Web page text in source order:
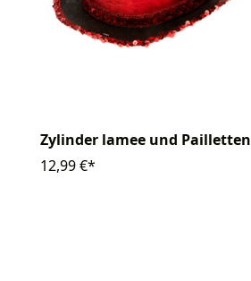
Zylinder lamee und Pailletten
12,99 €*